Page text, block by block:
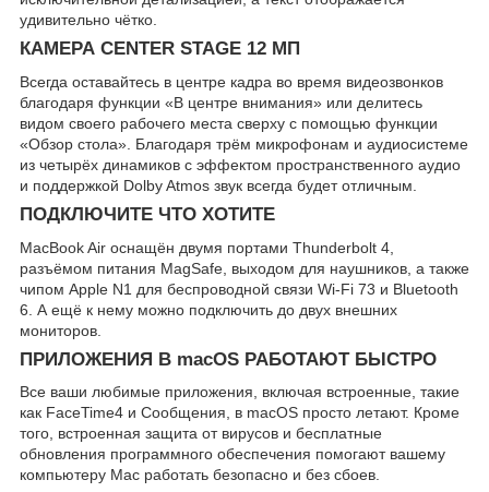
удивительно чётко.
КАМЕРА CENTER STAGE 12 МП
Всегда оставайтесь в центре кадра во время видеозвонков
благодаря функции «В центре внимания» или делитесь
видом своего рабочего места сверху с помощью функции
«Обзор стола». Благодаря трём микрофонам и аудиосистеме
из четырёх динамиков с эффектом пространственного аудио
и поддержкой Dolby Atmos звук всегда будет отличным.
ПОДКЛЮЧИТЕ ЧТО ХОТИТЕ
MacBook Air оснащён двумя портами Thunderbolt 4,
разъёмом питания MagSafe, выходом для наушников, а также
чипом Apple N1 для беспроводной связи Wi-Fi 73 и Bluetooth
6. А ещё к нему можно подключить до двух внешних
мониторов.
ПРИЛОЖЕНИЯ В macOS РАБОТАЮТ БЫСТРО
Все ваши любимые приложения, включая встроенные, такие
как FaceTime4 и Сообщения, в macOS просто летают. Кроме
того, встроенная защита от вирусов и бесплатные
обновления программного обеспечения помогают вашему
компьютеру Mac работать безопасно и без сбоев.